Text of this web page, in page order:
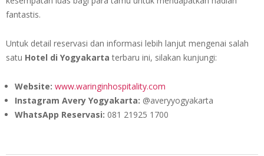
fantastis.
Untuk detail reservasi dan informasi lebih lanjut mengenai salah
satu Hotel di Yogyakarta terbaru ini, silakan kunjungi:
Website: www.waringinhospitality.com
Instagram Avery Yogyakarta: @averyyogyakarta
WhatsApp Reservasi: 081 21925 1700